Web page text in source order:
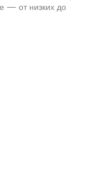
— от низких до